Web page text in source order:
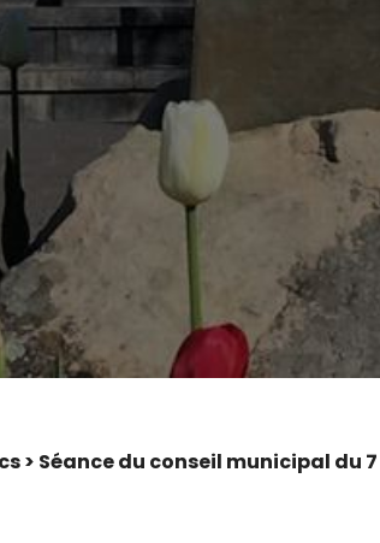
> Séance du conseil municipal du